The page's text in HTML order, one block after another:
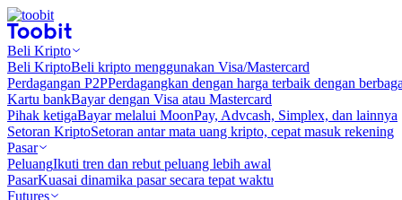
Beli Kripto
Beli KriptoBeli kripto menggunakan Visa/Mastercard
Perdagangan P2PPerdagangkan dengan harga terbaik dengan
Kartu bankBayar dengan Visa atau Mastercard
Pihak ketigaBayar melalui MoonPay, Advcash, Simplex, dan lainnya
Setoran KriptoSetoran antar mata uang kripto, cepat masuk rekening
Pasar
PeluangIkuti tren dan rebut peluang lebih awal
PasarKuasai dinamika pasar secara tepat waktu
Futures